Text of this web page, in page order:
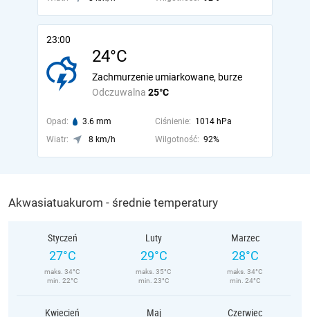
23:00
24°C
Odczuwalna 25°C
Zachmurzenie umiarkowane, burze
Opad: 3.6 mm Ciśnienie: 1014 hPa
Wiatr:
8 km/h Wilgotność: 92%
Akwasiatuakurom - średnie temperatury
Styczeń
27°C
maks. 34°C
min. 22°C
Luty
29°C
maks. 35°C
min. 23°C
Marzec
28°C
maks. 34°C
min. 24°C
Kwiecień Maj Czerwiec